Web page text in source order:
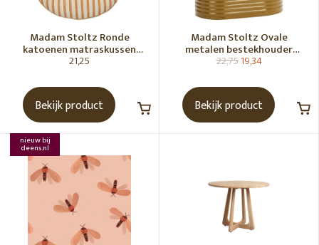
Madam Stoltz Ronde
katoenen matraskussen
Gebroken wit, donkere
21,25
Bekijk product
Madam Stoltz Ovale
metalen bestekhouder
Tapenade
22,7519,34
Bekijk product
nieuw bij
deens.nl